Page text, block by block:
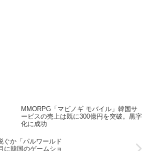
MMORPG「マビノギ モバイル」韓国サ
ービスの売上は既に300億円を突破。黒字
化に成功
ぐか「パルワールド
に韓国のゲームショ